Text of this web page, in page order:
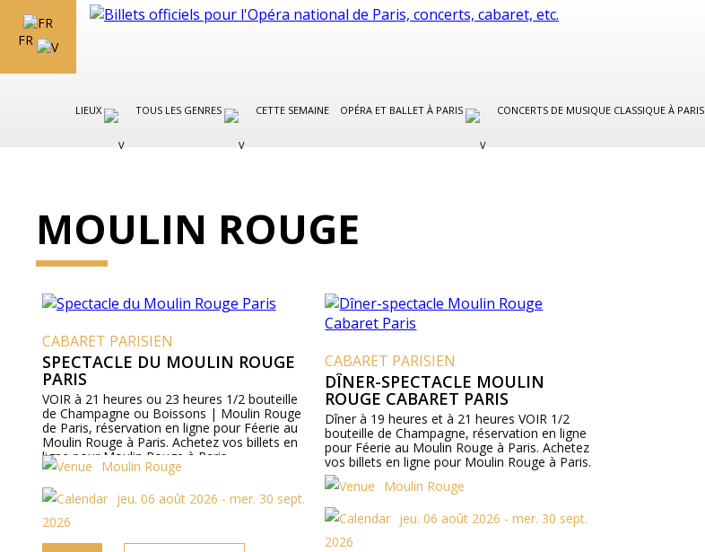
FR
LIEUX TOUS LES GENRES CETTE SEMAINE OPÉRA ET BALLET À PARIS CONCERTS DE MUSIQUE CLASSIQUE À PARIS
MOULIN ROUGE
CABARET PARISIEN
SPECTACLE DU MOULIN ROUGE
PARIS
VOIR à 21 heures ou 23 heures 1/2 bouteille
de Champagne ou Boissons | Moulin Rouge
de Paris, réservation en ligne pour Féerie au
Moulin Rouge à Paris. Achetez vos billets en
ligne pour Moulin Rouge à Paris.
Moulin Rouge
jeu. 06 août 2026 - mer. 30 sept.
2026
CABARET PARISIEN
DÎNER-SPECTACLE MOULIN
ROUGE CABARET PARIS
Dîner à 19 heures et à 21 heures VOIR 1/2
bouteille de Champagne, réservation en ligne
pour Féerie au Moulin Rouge à Paris. Achetez
vos billets en ligne pour Moulin Rouge à Paris.
Moulin Rouge
jeu. 06 août 2026 - mer. 30 sept.
2026